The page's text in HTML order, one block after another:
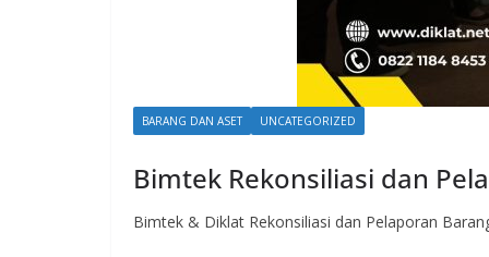
BARANG DAN ASET UNCATEGORIZED
Bimtek Rekonsiliasi dan
Bimtek & Diklat Rekonsiliasi dan Pelaporan